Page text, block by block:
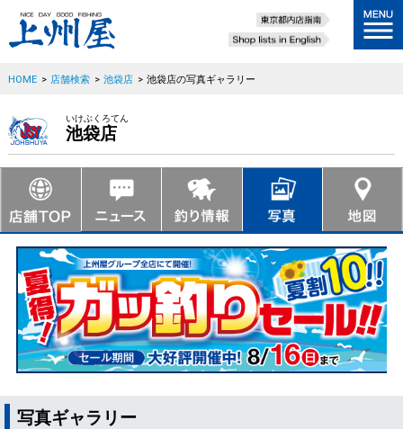
HOME > 店舗検索 > 池袋店 > 池袋店の写真ギャラリー
いけぶくろてん
池袋店
写真ギャラリー